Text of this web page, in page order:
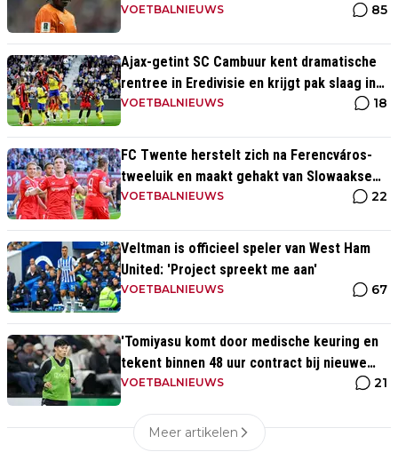
VOETBALNIEUWS 85
Ajax-getint SC Cambuur kent dramatische
rentree in Eredivisie en krijgt pak slaag in
eigen huis
VOETBALNIEUWS 18
FC Twente herstelt zich na Ferencváros-
tweeluik en maakt gehakt van Slowaakse
opponent
VOETBALNIEUWS 22
Veltman is officieel speler van West Ham
United: 'Project spreekt me aan'
VOETBALNIEUWS 67
'Tomiyasu komt door medische keuring en
tekent binnen 48 uur contract bij nieuwe
club'
VOETBALNIEUWS 21
Meer artikelen